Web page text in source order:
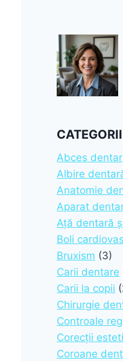
CATEGORII
Abces dentar
Albire
Anatomie
Aparat
Ață dentară
Boli
Bruxism (3)
Carii dentare
Carii la copii
Chirurgie
Controale
Corecții
Coroane